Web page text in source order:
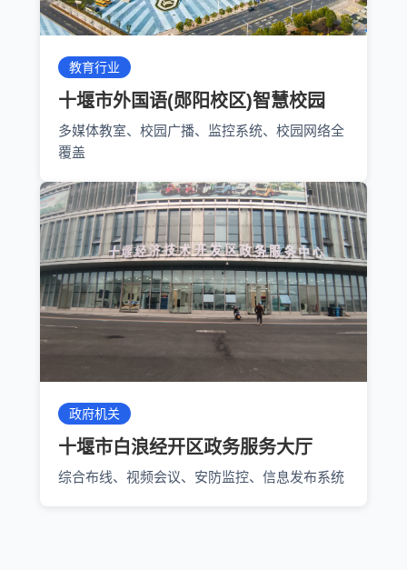
教育行业
十堰市外国语(郧阳校区)智慧校园
多媒体教室、校园广播、监控系统、校园网络全
覆盖
政府机关
十堰市白浪经开区政务服务大厅
综合布线、视频会议、安防监控、信息发布系统